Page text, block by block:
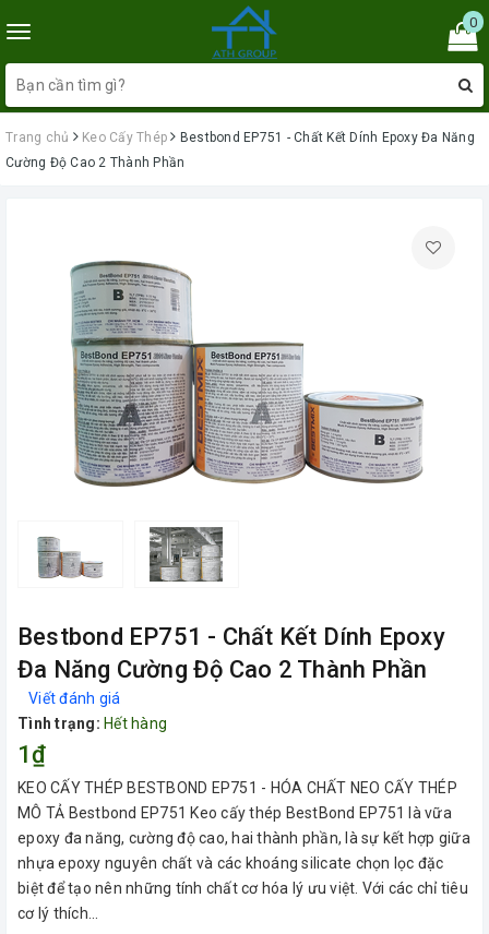
Toggle
navigation
0
Trang chủ Keo Cấy Thép
Bestbond EP751 - Chất Kết Dính Epoxy Đa Năng
Cường Độ Cao 2 Thành Phần
Bestbond EP751 - Chất Kết Dính Epoxy
Đa Năng Cường Độ Cao 2 Thành Phần
Viết đánh giá
Tình trạng: Hết hàng
1₫
KEO CẤY THÉP BESTBOND EP751 - HÓA CHẤT NEO CẤY THÉP
MÔ TẢ Bestbond EP751 Keo cấy thép BestBond EP751 là vữa
epoxy đa năng, cường độ cao, hai thành phần, là sự kết hợp giữa
nhựa epoxy nguyên chất và các khoáng silicate chọn lọc đặc
biệt để tạo nên những tính chất cơ hóa lý ưu việt. Với các chỉ tiêu
cơ lý thích...